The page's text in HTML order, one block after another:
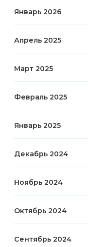
Январь 2026
Апрель 2025
Март 2025
Февраль 2025
Январь 2025
Декабрь 2024
Ноябрь 2024
Октябрь 2024
Сентябрь 2024